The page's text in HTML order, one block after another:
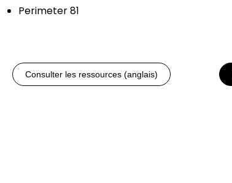
Perimeter 81
Consulter les ressources (anglais)